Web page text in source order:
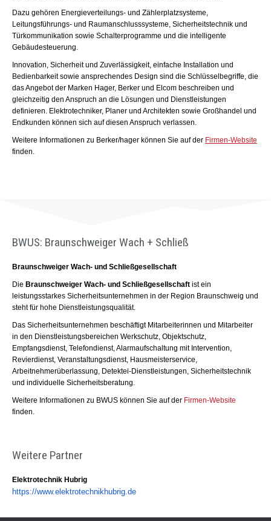
Dazu gehören Energieverteilungs- und Zählerplatzsysteme,
Leitungsführungs- und Raumanschlusssysteme, Sicherheitstechnik und
Türkommunikation sowie Schalterprogramme und die intelligente
Gebäudesteuerung.
Innovation, Sicherheit und Zuverlässigkeit, einfache Installation und
Bedienbarkeit sowie ansprechendes Design sind die Schlüsselbegriffe, die
das Angebot der Marken Hager, Berker und Elcom beschreiben und
gleichzeitig den Anspruch an die Lösungen und Dienstleistungen
definieren. Elektrotechniker, Planer und Architekten sowie Großhandel und
Endkunden können sich auf diesen Anspruch verlassen.
Weitere Informationen zu Berker/hager können Sie auf der Firmen-Website
finden.
BWUS: Braunschweiger Wach + Schließ​
Braunschweiger Wach- und Schließgesellschaft​
Die Braunschweiger Wach- und Schließgesellschaft ist ein
leistungsstarkes Sicherheitsunternehmen in der Region Braunschweig und
steht für hohe Dienstleistungsqualität.
Das Sicherheitsunternehmen beschäftigt Mitarbeiterinnen und Mitarbeiter
in den Dienstleistungsbereichen Werkschutz, Objektschutz,
Empfangsdienst, Telefondienst, Alarmaufschaltung mit Intervention,
Revierdienst, Veranstaltungsdienst, Hausmeisterservice,
Arbeitnehmerüberlassung, Detektei-Dienstleistungen, Sicherheitstechnik
und individuelle Sicherheitsberatung.
Weitere Informationen zu BWUS können Sie auf der Firmen-Website
finden.
Weitere Partner​
Elektrotechnik Hubrig
https://www.elektrotechnikhubrig.de